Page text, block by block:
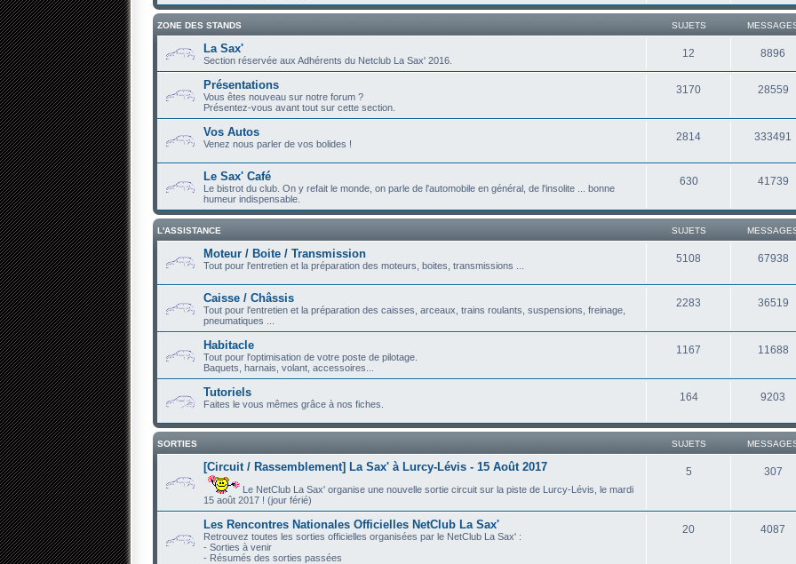
ZONE DES STANDS SUJETS
La Sax'
Section réservée aux Adhérents du Netclub La Sax' 2016.
12 8896
Présentations
Vous êtes nouveau sur notre forum ?
Présentez-vous avant tout sur cette section.
3170 28559
Vos Autos
Venez nous parler de vos bolides !
2814 333491
Le Sax' Café
Le bistrot du club. On y refait le monde, on parle de l'automobile en général, de l'insolite ... bonne
humeur indispensable.
630 41739
L'ASSISTANCE SUJETS
Moteur / Boite / Transmission
Tout pour l'entretien et la préparation des moteurs, boites, transmissions ...
5108 67938
Caisse / Châssis
Tout pour l'entretien et la préparation des caisses, arceaux, trains roulants, suspensions, freinage,
pneumatiques ...
2283 36519
Habitacle
Tout pour l'optimisation de votre poste de pilotage.
Baquets, harnais, volant, accessoires...
1167 11688
Tutoriels
Faites le vous mêmes grâce à nos fiches.
164 9203
SORTIES SUJETS
[Circuit / Rassemblement] La Sax' à Lurcy-Lévis - 15 Août 2017
Le NetClub La Sax' organise une nouvelle sortie circuit sur la piste de Lurcy-Lévis, le mardi
15 août 2017 ! (jour férié)
5 307
Les Rencontres Nationales Officielles NetClub La Sax'
Retrouvez toutes les sorties officielles organisées par le NetClub La Sax' :
- Sorties à venir
- Résumés des sorties passées
20 4087